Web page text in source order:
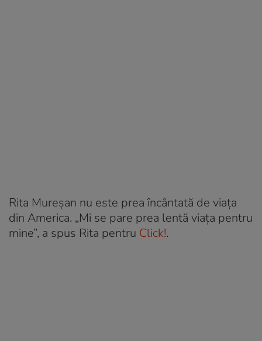
Rita Mureșan nu este prea încântată de viața
din America. „Mi se pare prea lentă viaţa pentru
mine”, a spus Rita pentru Click!.